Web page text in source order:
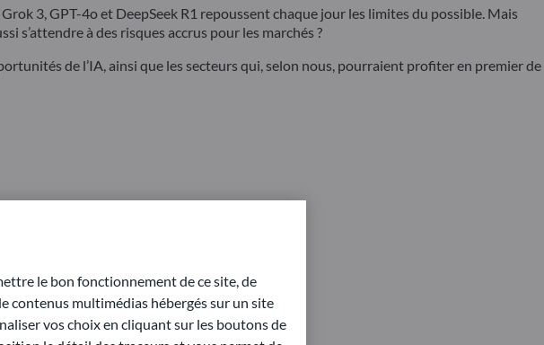
3, GPT-4o et DeepSeek R1 repoussent chaque jour les limites du possible. Mais
à des risques accrus pour les marchés ?
de l’IA, ainsi que les secteurs qui, selon nous, pourraient profiter en premier de
le bon fonctionnement de ce site, de
contenus multimédias hébergés sur un site
vos choix en cliquant sur les boutons de